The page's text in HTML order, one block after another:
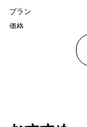
プラン
価格